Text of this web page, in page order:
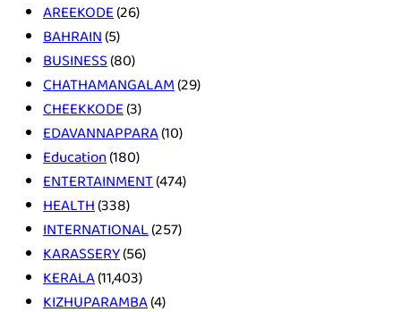
AREEKODE(26)
BAHRAIN(5)
BUSINESS(80)
CHATHAMANGALAM(29)
CHEEKKODE(3)
EDAVANNAPPARA(10)
Education(180)
ENTERTAINMENT(474)
HEALTH(338)
INTERNATIONAL(257)
KARASSERY(56)
KERALA(11,403)
KIZHUPARAMBA(4)